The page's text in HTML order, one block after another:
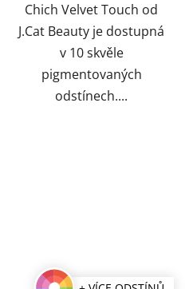
Chich Velvet Touch od
J.Cat Beauty je dostupná
v 10 skvěle
pigmentovaných
odstínech....